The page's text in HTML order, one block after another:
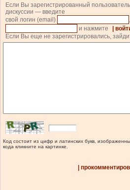
Если Вы зарегистрированный
дискуссии — введите
свой логин (email)
и нажмите
|
Если Вы еще не зарегистрировались,
Код состоит из цифр и латинских букв,
кода кликните на картинке.
|